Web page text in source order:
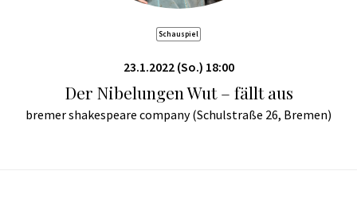
Schauspiel
23.1.2022 (So.) 18:00
Der Nibelungen Wut – fällt aus
bremer shakespeare company (Schulstraße 26, Bremen)